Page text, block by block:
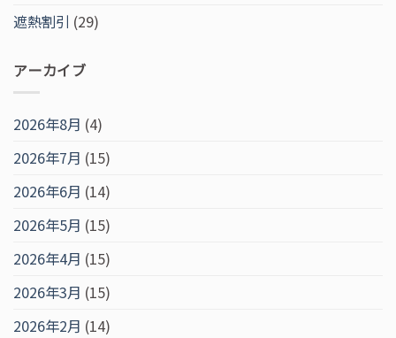
遮熱割引 (29)
アーカイブ
2026年8月 (4)
2026年7月 (15)
2026年6月 (14)
2026年5月 (15)
2026年4月 (15)
2026年3月 (15)
2026年2月 (14)